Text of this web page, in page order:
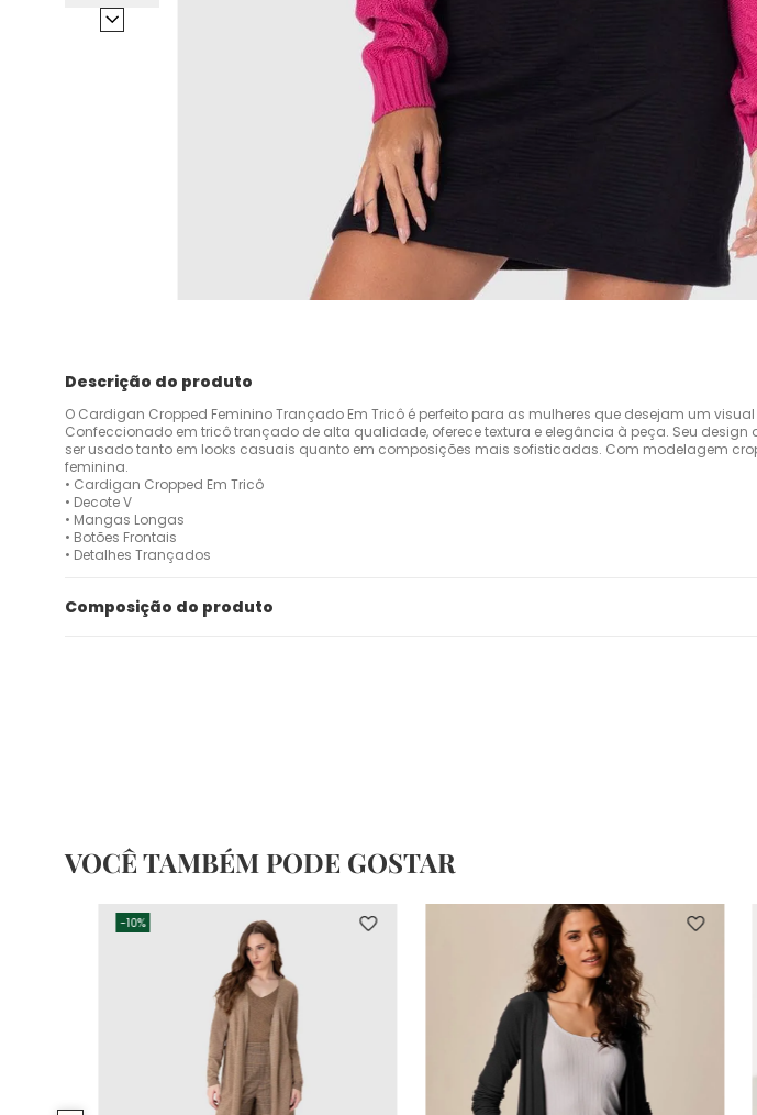
Descrição do produto
O Cardigan Cropped Feminino Trançado Em Tricô é perfeito para as mulheres que desejam um
Confeccionado em tricô trançado de alta qualidade, oferece textura e elegância à peça. Seu design
ser usado tanto em looks casuais quanto em composições mais sofisticadas. Com modelagem
feminina.
• Cardigan Cropped Em Tricô
• Decote V
• Mangas Longas
• Botões Frontais
• Detalhes Trançados
Composição do produto
VOCÊ TAMBÉM PODE GOSTAR
-10%